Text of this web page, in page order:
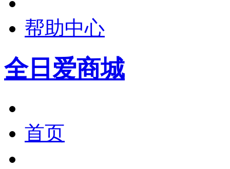
帮助中心
全日爱商城
首页